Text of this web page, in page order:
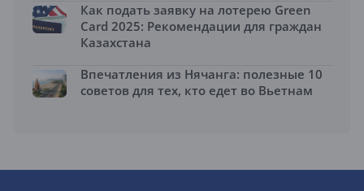
Как подать заявку на лотерею Green
Card 2025: Рекомендации для граждан
Казахстана
Впечатления из Нячанга: полезные 10
советов для тех, кто едет во Вьетнам